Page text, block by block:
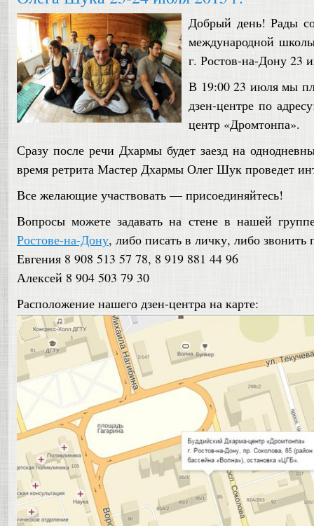
Добрый день! Рады
международной
г. Ростов-на-Дону 23
В 19:00 23 июля мы
дзен-центре по
центр «Дромтонпа».
Сразу после речи Дхармы будет заезд на
время ретрита Мастер Дхармы Олег Шук проведет
Все желающие участвовать — присоединяйтесь!
Вопросы можете задавать на стене в нашей
Ростове-на-Дону, либо писать в личку, либо звонить
Евгения 8 908 513 57 78, 8 919 881 44 96
Алексей 8 904 503 79 30
Расположение нашего дзен-центра на карте: